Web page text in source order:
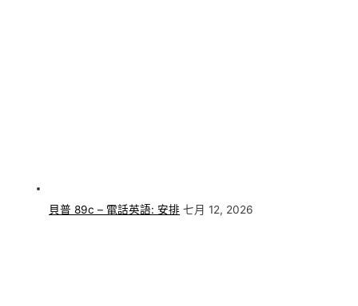
貝普 89c – 電話英語: 安排 七月 12, 2026